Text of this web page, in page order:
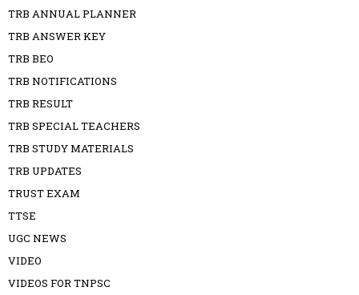
TRB ANNUAL PLANNER
TRB ANSWER KEY
TRB BEO
TRB NOTIFICATIONS
TRB RESULT
TRB SPECIAL TEACHERS
TRB STUDY MATERIALS
TRB UPDATES
TRUST EXAM
TTSE
UGC NEWS
VIDEO
VIDEOS FOR TNPSC